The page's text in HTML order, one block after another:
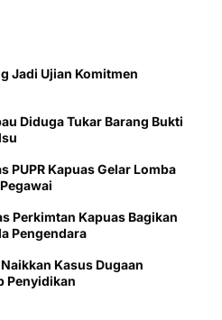
Jadi Ujian Komitmen
Diduga Tukar Barang Bukti
PUPR Kapuas Gelar Lomba
Perkimtan Kapuas Bagikan
Pengendara
Kasus Dugaan
Penyidikan